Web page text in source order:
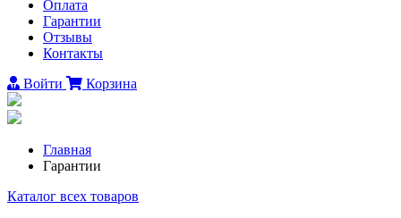
Оплата
Гарантии
Отзывы
Контакты
Войти
Корзина
Главная
Гарантии
Каталог всех товаров